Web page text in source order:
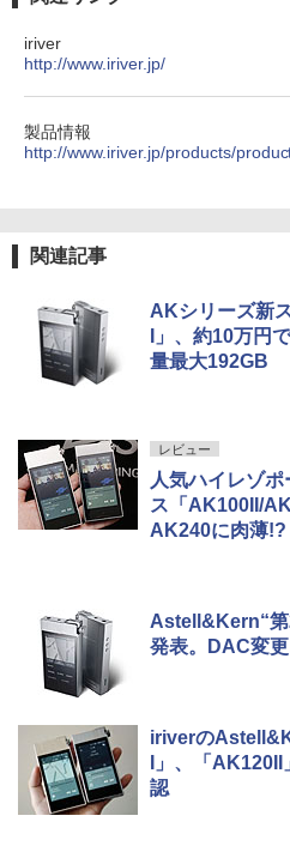
iriver
http://www.iriver.jp/
製品情報
http://www.iriver.jp/products/
関連記事
AKシリーズ新
I」、約10万円
量最大192GB
レビュー
人気ハイレゾ
ス「AK100II/
AK240に肉薄!?
Astell&Kern“第
発表。DAC変
iriverの
I」、「
認